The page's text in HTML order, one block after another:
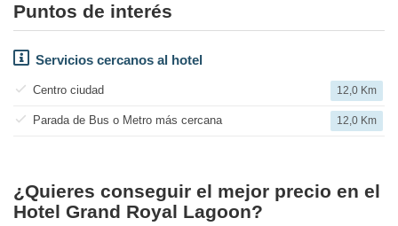
Puntos de interés
Servicios cercanos al hotel
Centro ciudad 12,0 Km
Parada de Bus o Metro más cercana 12,0 Km
¿Quieres conseguir el mejor precio en el
Hotel Grand Royal Lagoon?